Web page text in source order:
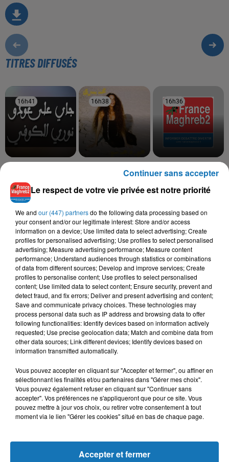
TITRES DIFFUSÉS
16h41
16h41 16h38
16h38
Hana Yousry
16h36
16h36
KAMAL
Bahibek W Bes
L'HOROSCOPE
Bélier Taureau Gémeaux
Le respect de votre vie privée est notre priorité
We and our (447) partnersdo the following data processing based on
your consent and/or our legitimate interest: Store and/or access
information on a device; Use limited data to select advertising; Create
profiles for personalised advertising; Use profiles to select personalised
advertising; Measure advertising performance; Measure content
performance; Understand audiences through statistics or combinations
of data from different sources; Develop and improve services; Create
profiles to personalise content; Use profiles to select personalised
content; Use limited data to select content; Ensure security, prevent and
detect fraud, and fix errors; Deliver and present advertising and content;
Save and communicate privacy choices. These technologies may
process personal data such as IP address and browsing data to offer
following functionalities: Identify devices based on information actively
requested; Use precise geolocation data; Match and combine data from
other data sources; Link different devices; Identify devices based on
information transmitted automatically.
Vous pouvez accepter en cliquant sur "Accepter et fermer", ou affiner en
sélectionnant les finalités et/ou partenaires dans "Gérer mes choix".
Vous pouvez également refuser en cliquant sur "Continuer sans
accepter". Vos préférences ne s'appliqueront que pour ce site. Vous
pouvez mettre à jour vos choix, ou retirer votre consentement à tout
moment via le lien "Gérer les cookies" situé en bas de chaque page.
Accepter et fermer
Continuer sans accepter